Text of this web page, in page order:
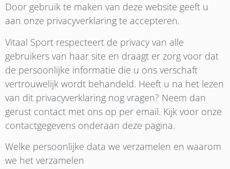
Door gebruik te maken van deze website geeft u
aan onze privacyverklaring te accepteren.
Vitaal Sport respecteert de privacy van alle
gebruikers van haar site en draagt er zorg voor dat
de persoonlijke informatie die u ons verschaft
vertrouwelijk wordt behandeld. Heeft u na het lezen
van dit privacyverklaring nog vragen? Neem dan
gerust contact met ons op per email. Kijk voor onze
contactgegevens onderaan deze pagina.
Welke persoonlijke data we verzamelen en waarom
we het verzamelen